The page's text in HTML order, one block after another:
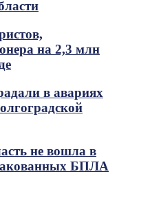
на 2,3 млн
в авариях
не вошла в
БПЛА